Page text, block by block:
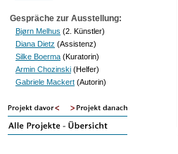
Gespräche zur Ausstellung:
Bjørn Melhus (2. Künstler)
Diana Dietz (Assistenz)
Silke Boerma (Kuratorin)
Armin Chozinski (Helfer)
Gabriele Mackert (Autorin)